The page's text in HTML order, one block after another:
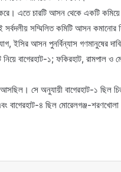
এতে চারটি আসন থেকে একটি
সম্মিলিত কমিটি আসন কমানোর
ইসির আসন পুনর্বিন্যাস গণমানুষের
বাগেরহাট-১; ফকিরহাট, রামপাল ও
আসছিল। সে অনুযায়ী বাগেরহাট-১ ছিল
বাগেরহাট-৪ ছিল মোরেলগঞ্জ-